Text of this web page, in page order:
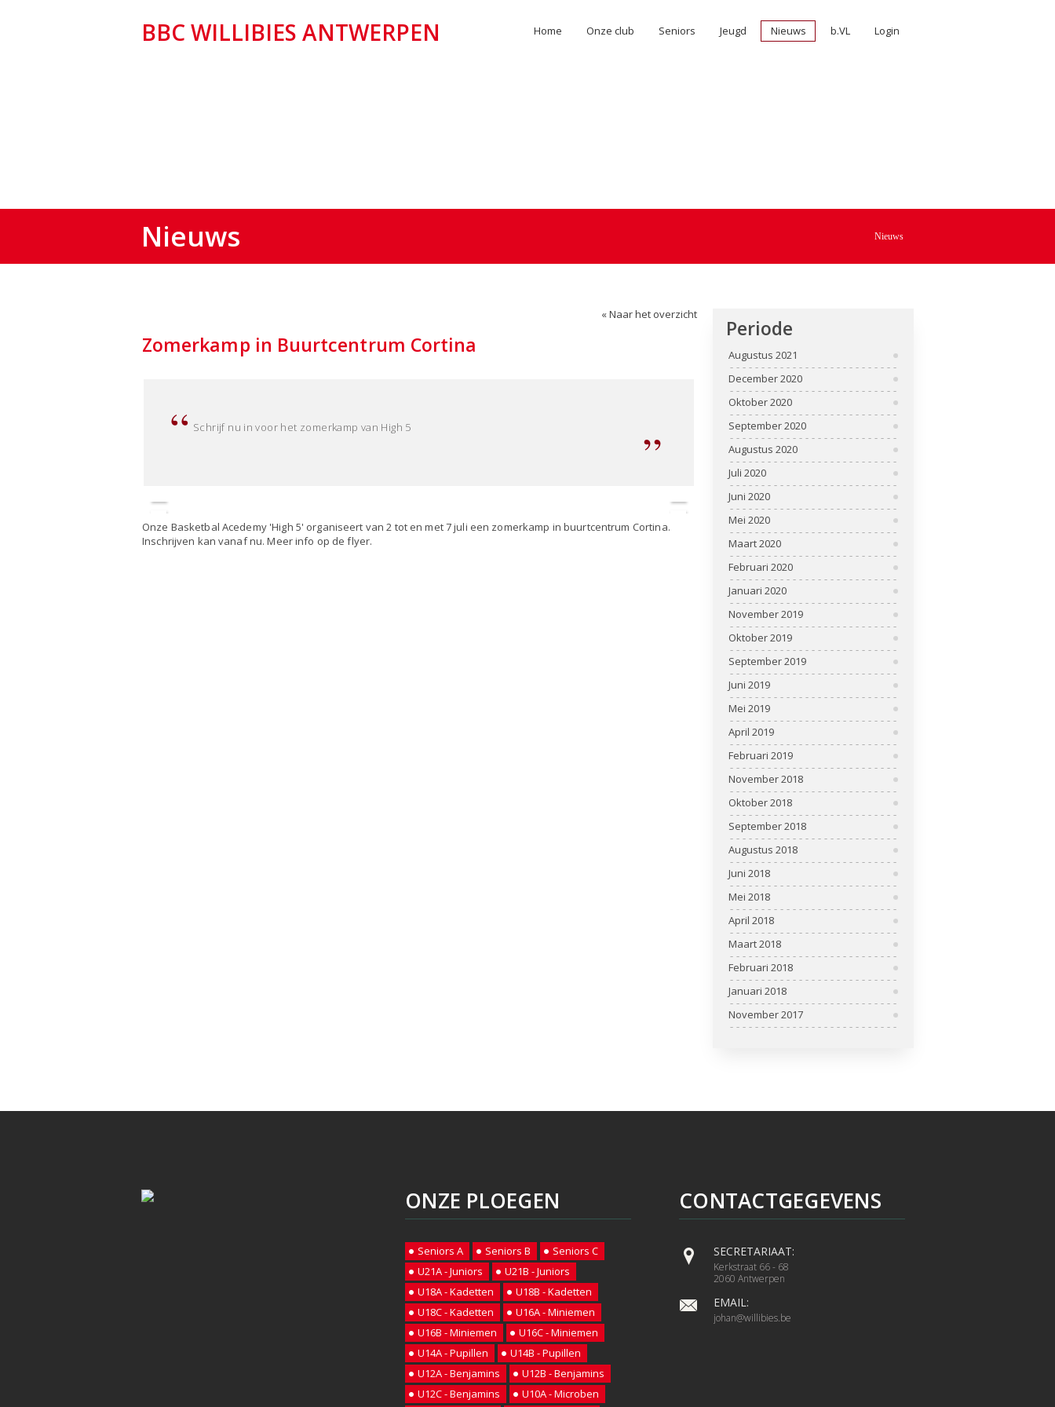
BBC WILLIBIES ANTWERPEN Home Onze club Seniors Jeugd Nieuws b.VL Login
Nieuws Nieuws
« Naar het overzicht
Zomerkamp in Buurtcentrum Cortina
Schrijf nu in voor het zomerkamp van High 5
Onze Basketbal Acedemy 'High 5' organiseert van 2 tot en met 7 juli een zomerkamp in buurtcentrum Cortina.
Inschrijven kan vanaf nu. Meer info op de flyer.
Periode
Augustus 2021
December 2020
Oktober 2020
September 2020
Augustus 2020
Juli 2020
Juni 2020
Mei 2020
Maart 2020
Februari 2020
Januari 2020
November 2019
Oktober 2019
September 2019
Juni 2019
Mei 2019
April 2019
Februari 2019
November 2018
Oktober 2018
September 2018
Augustus 2018
Juni 2018
Mei 2018
April 2018
Maart 2018
Februari 2018
Januari 2018
November 2017
ONZE PLOEGEN
Seniors A Seniors B
Seniors C
U21A - Juniors
U21B - Juniors
U18A - Kadetten
U18B - Kadetten
U18C - Kadetten
U16A - Miniemen
U16B - Miniemen
U16C - Miniemen
U14A - Pupillen
U14B - Pupillen
U12A - Benjamins
U12B - Benjamins
U12C - Benjamins
U10A - Microben
CONTACTGEGEVENS
SECRETARIAAT:
Kerkstraat 66 - 68
2060 Antwerpen
EMAIL:
johan@willibies.be